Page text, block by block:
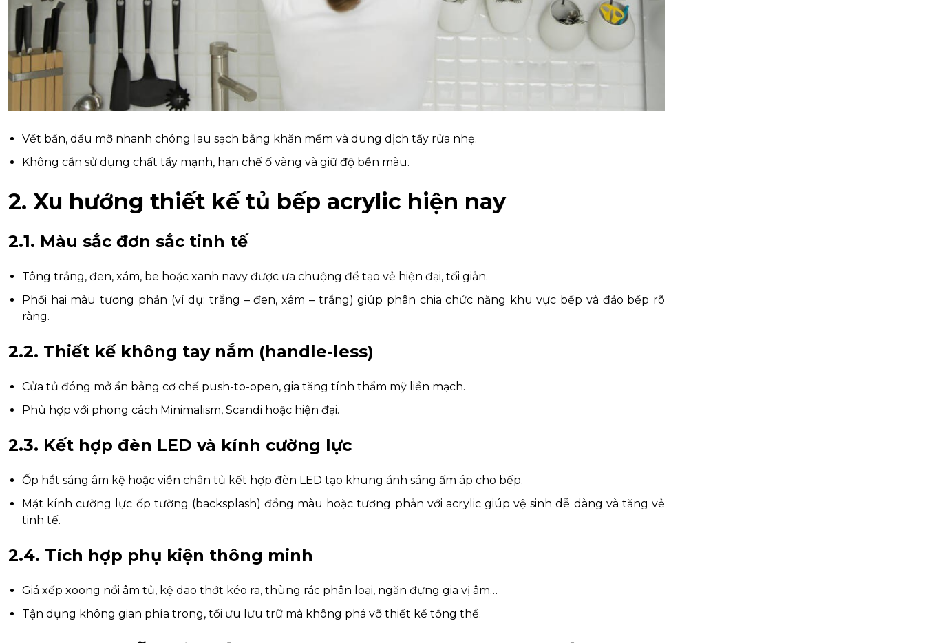
Vết bẩn, dầu mỡ nhanh chóng lau sạch bằng khăn mềm và dung dịch tẩy rửa nhẹ.
Không cần sử dụng chất tẩy mạnh, hạn chế ố vàng và giữ độ bền màu.
2. Xu hướng thiết kế tủ bếp acrylic hiện nay
2.1. Màu sắc đơn sắc tinh tế
Tông trắng, đen, xám, be hoặc xanh navy được ưa chuộng để tạo vẻ hiện đại, tối giản.
Phối hai màu tương phản (ví dụ: trắng – đen, xám – trắng) giúp phân chia chức năng khu vực bếp và đảo bếp rõ
ràng.
2.2. Thiết kế không tay nắm (handle-less)
Cửa tủ đóng mở ẩn bằng cơ chế push-to-open, gia tăng tính thẩm mỹ liền mạch.
Phù hợp với phong cách Minimalism, Scandi hoặc hiện đại.
2.3. Kết hợp đèn LED và kính cường lực
Ốp hắt sáng âm kệ hoặc viền chân tủ kết hợp đèn LED tạo khung ánh sáng ấm áp cho bếp.
Mặt kính cường lực ốp tường (backsplash) đồng màu hoặc tương phản với acrylic giúp vệ sinh dễ dàng và tăng vẻ
tinh tế.
2.4. Tích hợp phụ kiện thông minh
Giá xếp xoong nồi âm tủ, kệ dao thớt kéo ra, thùng rác phân loại, ngăn đựng gia vị âm…
Tận dụng không gian phía trong, tối ưu lưu trữ mà không phá vỡ thiết kế tổng thể.